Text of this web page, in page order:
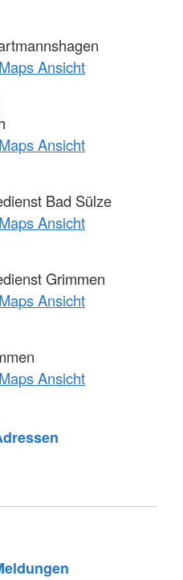
Ansicht
Ansicht
Bad Sülze
Ansicht
Grimmen
Ansicht
Ansicht